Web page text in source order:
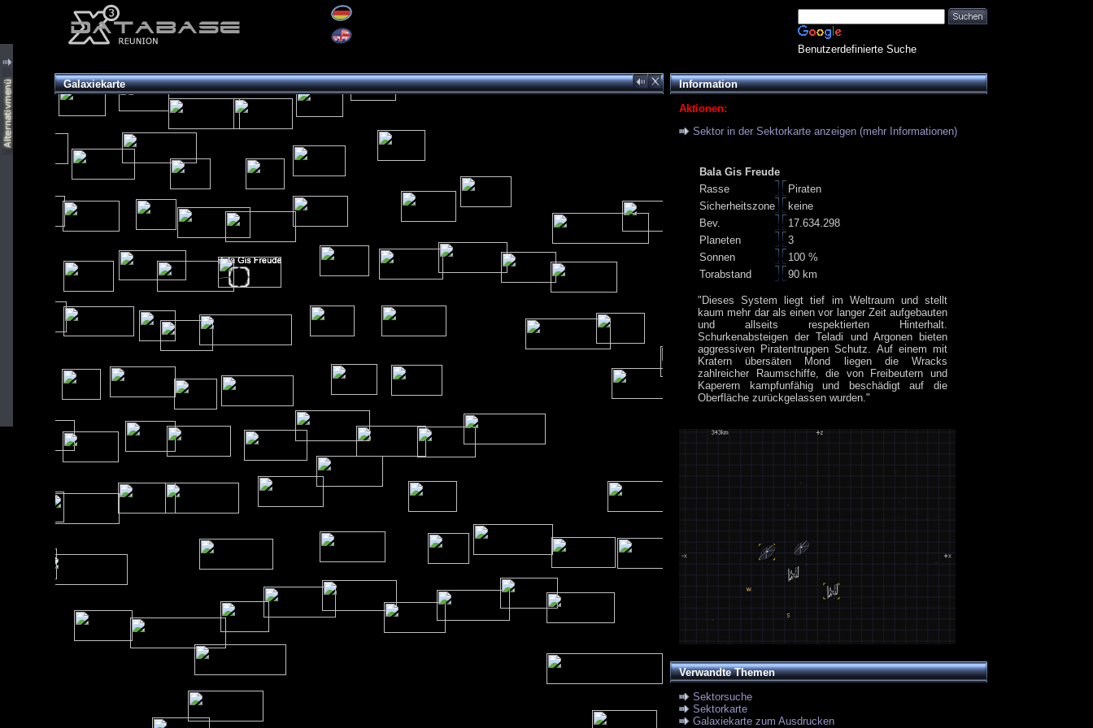
Benutzerdefinierte Suche
Galaxiekarte
Information
Aktionen:
Sektor in der Sektorkarte anzeigen (mehr Informationen)
Bala Gis Freude
Rasse
Piraten
Sicherheitszone
keine
Bev.
17.634.298
Planeten
3
Sonnen
100 %
Torabstand
90 km
"Dieses System liegt tief im Weltraum und stellt
kaum mehr dar als einen vor langer Zeit aufgebauten
und allseits respektierten Hinterhalt.
Schurkenabsteigen der Teladi und Argonen bieten
aggressiven Piratentruppen Schutz. Auf einem mit
Kratern übersäten Mond liegen die Wracks
zahlreicher Raumschiffe, die von Freibeutern und
Kaperern kampfunfähig und beschädigt auf die
Oberfläche zurückgelassen wurden."
Verwandte Themen
Sektorsuche
Sektorkarte
Galaxiekarte zum Ausdrucken